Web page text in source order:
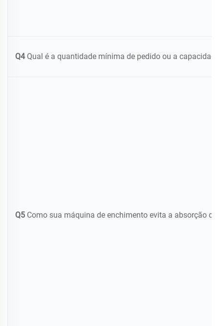
Q4 Qual é a quantidade mínima de pedido ou a
Q5 Como sua máquina de enchimento evita a absorção